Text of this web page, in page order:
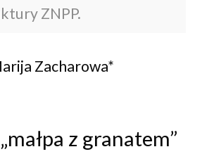
ZNPP.
Zacharowa*
z granatem”